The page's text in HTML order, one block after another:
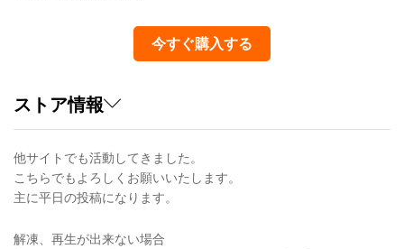
今すぐ購入する
ストア情報
他サイトでも活動してきました。
こちらでもよろしくお願いいたします。
主に平日の投稿になります。
解凍、再生が出来ない場合